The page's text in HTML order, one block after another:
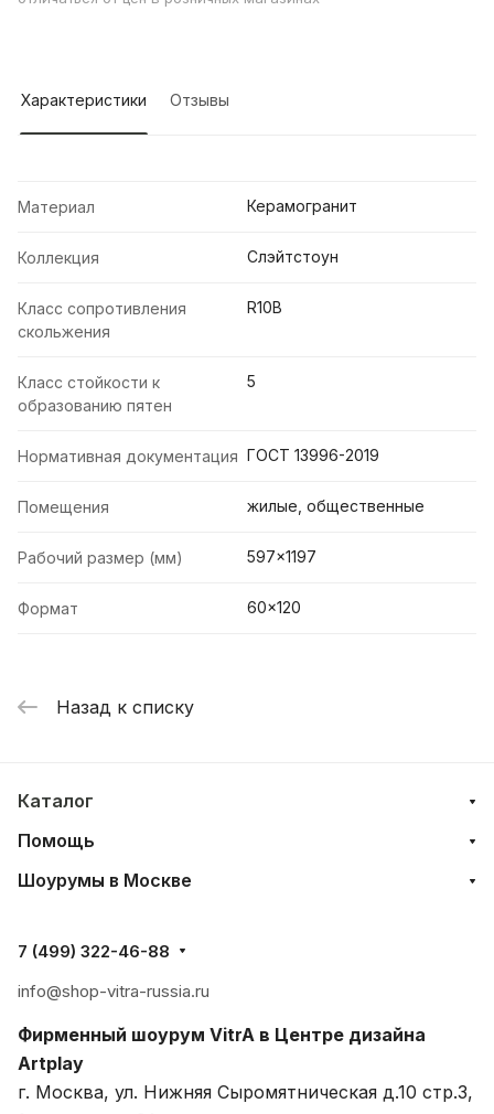
Характеристики Отзывы
Материал Керамогранит
Коллекция Слэйтстоун
Класс сопротивления
скольжения
R10B
Класс стойкости к
образованию пятен
5
Нормативная документация ГОСТ 13996-2019
Помещения жилые, общественные
Рабочий размер (мм) 597x1197
Формат 60x120
Назад к списку
Каталог
Помощь
Шоурумы в Москве
7 (499) 322-46-88
info@shop-vitra-russia.ru
Фирменный шоурум VitrA в Центре дизайна
Artplay
г. Москва, ул. Нижняя Сыромятническая д.10 стр.3,